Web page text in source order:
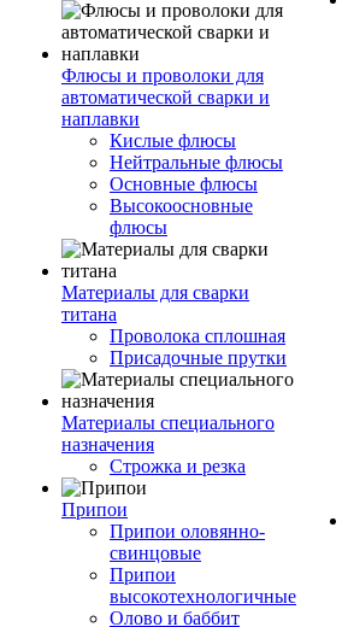
Флюсы и проволоки для
автоматической сварки и
наплавки
Кислые флюсы
Нейтральные флюсы
Основные флюсы
Высокоосновные
флюсы
Материалы для сварки
титана
Проволока сплошная
Присадочные прутки
Материалы специального
назначения
Строжка и резка
Припои
Припои оловянно-
свинцовые
Припои
высокотехнологичные
Олово и баббит